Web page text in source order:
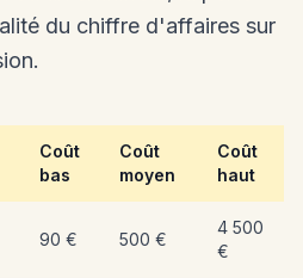
du chiffre d'affaires sur
Coût
bas
Coût
moyen
Coût
haut
90 € 500 €
4 500
€